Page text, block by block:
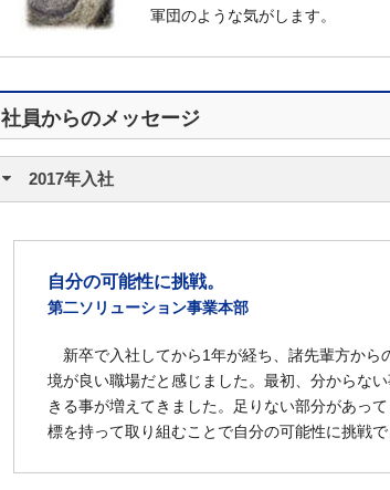
軍団のような気がします。
社員からのメッセージ
2017年入社
自分の可能性に挑戦。
第二ソリューション事業本部
新卒で入社してから1年が経ち、諸先輩方から
境が良い職場だと感じました。最初、分からな
きる事が増えてきました。足りない部分があっ
標を持って取り組むことで自分の可能性に挑戦で